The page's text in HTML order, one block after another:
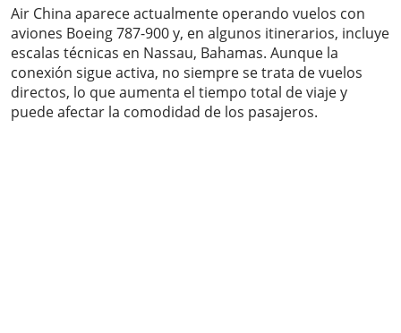
Air China aparece actualmente operando vuelos con
aviones Boeing 787-900 y, en algunos itinerarios, incluye
escalas técnicas en Nassau, Bahamas. Aunque la
conexión sigue activa, no siempre se trata de vuelos
directos, lo que aumenta el tiempo total de viaje y
puede afectar la comodidad de los pasajeros.